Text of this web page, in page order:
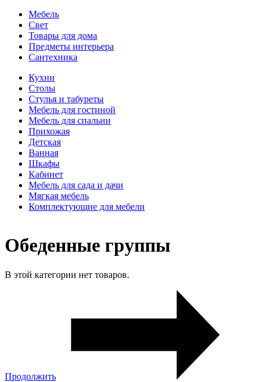
Мебель
Свет
Товары для дома
Предметы интерьера
Сантехника
Кухни
Столы
Стулья и табуреты
Мебель для гостиной
Мебель для спальни
Прихожая
Детская
Ванная
Шкафы
Кабинет
Мебель для сада и дачи
Мягкая мебель
Комплектующие для мебели
Обеденные группы
В этой категории нет товаров.
Продолжить